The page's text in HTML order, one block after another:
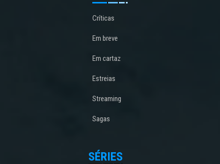
Críticas
Em breve
Em cartaz
Estreias
Streaming
Sagas
SÉRIES